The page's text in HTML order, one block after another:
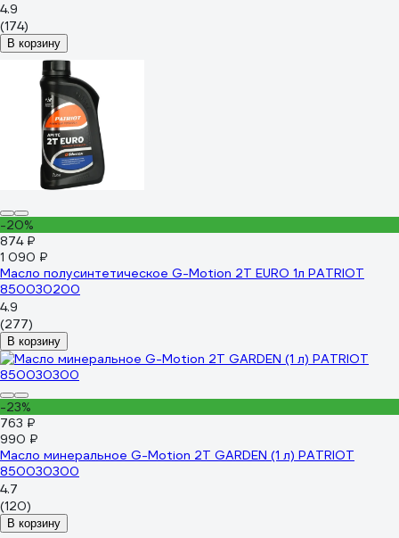
4.9
(174)
В корзину
-20%
874 ₽
1 090 ₽
Масло полусинтетическое G-Motion 2Т EURO 1л PATRIOT
850030200
4.9
(277)
В корзину
-23%
763 ₽
990 ₽
Масло минеральное G-Motion 2Т GARDEN (1 л) PATRIOT
850030300
4.7
(120)
В корзину